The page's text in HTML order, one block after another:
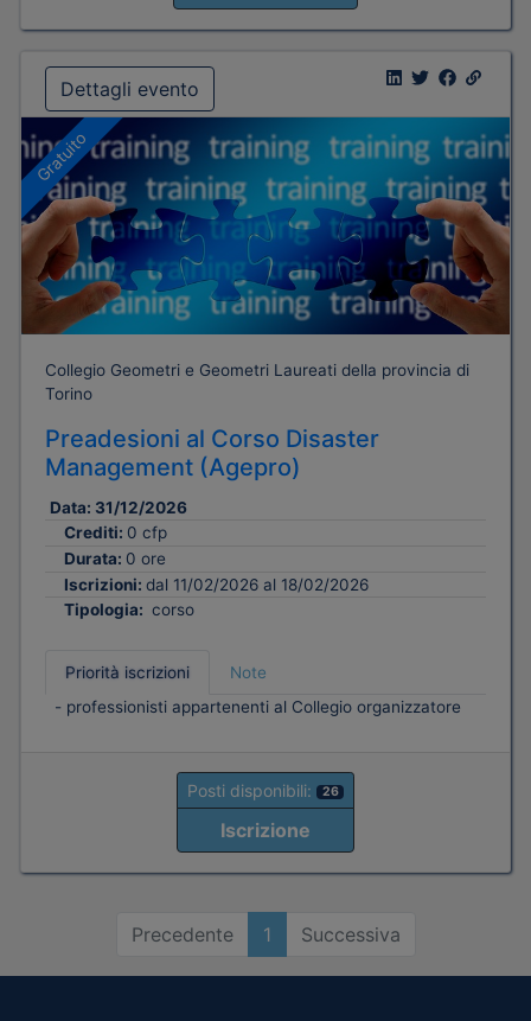
Dettagli evento
Gratuito
Collegio Geometri e Geometri Laureati della provincia di
Torino
Preadesioni al Corso Disaster
Management (Agepro)
Data: 31/12/2026
Crediti: 0 cfp
Durata: 0 ore
Iscrizioni: dal 11/02/2026 al 18/02/2026
Tipologia: corso
Priorità iscrizioni
Note
- professionisti appartenenti al Collegio organizzatore
Posti disponibili: 26
Iscrizione
Precedente 1 Successiva